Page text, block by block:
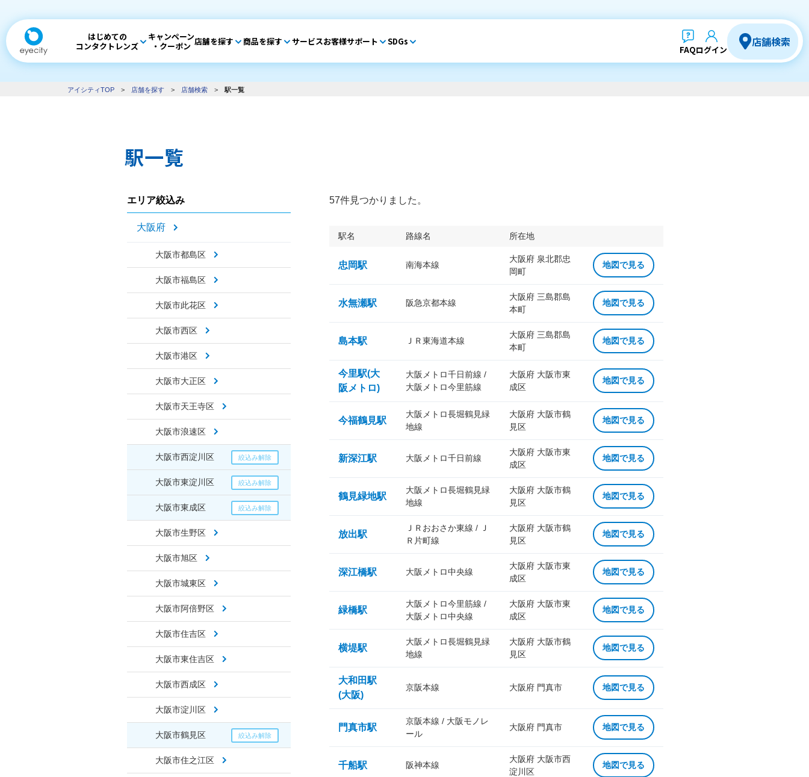
はじめての
コンタクトレンズ
キャンペーン
・クーポン 店舗を探す 商品を探す サービスお客様サポート SDGs
FAQログイン
店舗検索
アイシティTOP > 店舗を探す > 店舗検索 > 駅一覧
駅一覧
エリア絞込み
大阪府
大阪市都島区
大阪市福島区
大阪市此花区
大阪市西区
大阪市港区
大阪市大正区
大阪市天王寺区
大阪市浪速区
大阪市西淀川区
大阪市東淀川区
大阪市東成区
大阪市生野区
大阪市旭区
大阪市城東区
大阪市阿倍野区
大阪市住吉区
大阪市東住吉区
大阪市西成区
大阪市淀川区
大阪市鶴見区
大阪市住之江区
57件見つかりました。
駅名 路線名 所在地
忠岡駅 南海本線
大阪府 泉北郡忠
岡町
地図で見る
水無瀬駅 阪急京都本線
大阪府 三島郡島
本町
地図で見る
島本駅 ＪＲ東海道本線
大阪府 三島郡島
本町
地図で見る
今里駅(大
阪メトロ)
大阪メトロ千日前線 /
大阪メトロ今里筋線
大阪府 大阪市東
成区
地図で見る
今福鶴見駅
大阪メトロ長堀鶴見緑
地線
大阪府 大阪市鶴
見区
地図で見る
新深江駅 大阪メトロ千日前線
大阪府 大阪市東
成区
地図で見る
鶴見緑地駅
大阪メトロ長堀鶴見緑
地線
大阪府 大阪市鶴
見区
地図で見る
放出駅
ＪＲおおさか東線 / Ｊ
Ｒ片町線
大阪府 大阪市鶴
見区
地図で見る
深江橋駅 大阪メトロ中央線
大阪府 大阪市東
成区
地図で見る
緑橋駅
大阪メトロ今里筋線 /
大阪メトロ中央線
大阪府 大阪市東
成区
地図で見る
横堤駅
大阪メトロ長堀鶴見緑
地線
大阪府 大阪市鶴
見区
地図で見る
大和田駅
(大阪)
京阪本線 大阪府 門真市 地図で見る
門真市駅
京阪本線 / 大阪モノレ
ール
大阪府 門真市 地図で見る
千船駅 阪神本線
大阪府 大阪市西
淀川区
地図で見る